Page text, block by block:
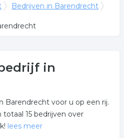
Bedrijven in Barendrecht
in
Barendrecht voor u op een rij.
15 bedrijven over
lees meer